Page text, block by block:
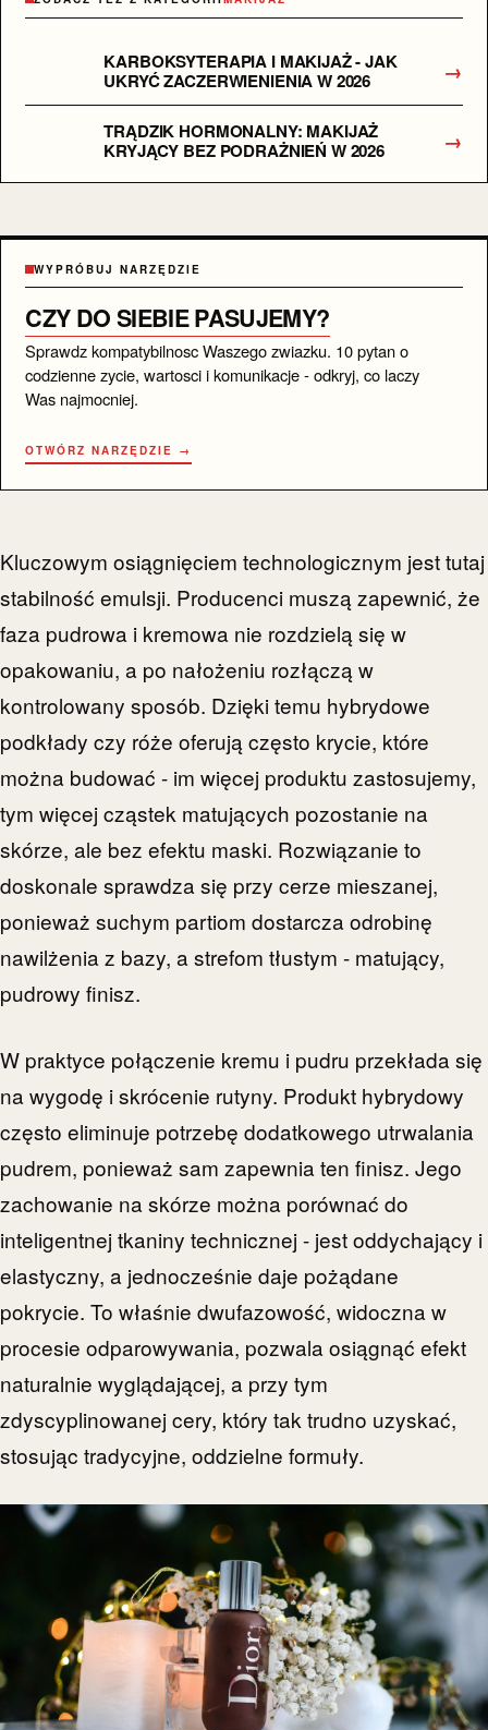
KARBOKSYTERAPIA I MAKIJAŻ - JAK
UKRYĆ ZACZERWIENIENIA W 2026
→
TRĄDZIK HORMONALNY: MAKIJAŻ
KRYJĄCY BEZ PODRAŻNIEŃ W 2026
→
WYPRÓBUJ NARZĘDZIE
CZY DO SIEBIE PASUJEMY?
Sprawdz kompatybilnosc Waszego zwiazku. 10 pytan o
codzienne zycie, wartosci i komunikacje - odkryj, co laczy
Was najmocniej.
OTWÓRZ NARZĘDZIE →
Kluczowym osiągnięciem technologicznym jest tutaj
stabilność emulsji. Producenci muszą zapewnić, że
faza pudrowa i kremowa nie rozdzielą się w
opakowaniu, a po nałożeniu rozłączą w
kontrolowany sposób. Dzięki temu hybrydowe
podkłady czy róże oferują często krycie, które
można budować - im więcej produktu zastosujemy,
tym więcej cząstek matujących pozostanie na
skórze, ale bez efektu maski. Rozwiązanie to
doskonale sprawdza się przy cerze mieszanej,
ponieważ suchym partiom dostarcza odrobinę
nawilżenia z bazy, a strefom tłustym - matujący,
pudrowy finisz.
W praktyce połączenie kremu i pudru przekłada się
na wygodę i skrócenie rutyny. Produkt hybrydowy
często eliminuje potrzebę dodatkowego utrwalania
pudrem, ponieważ sam zapewnia ten finisz. Jego
zachowanie na skórze można porównać do
inteligentnej tkaniny technicznej - jest oddychający i
elastyczny, a jednocześnie daje pożądane
pokrycie. To właśnie dwufazowość, widoczna w
procesie odparowywania, pozwala osiągnąć efekt
naturalnie wyglądającej, a przy tym
zdyscyplinowanej cery, który tak trudno uzyskać,
stosując tradycyjne, oddzielne formuły.